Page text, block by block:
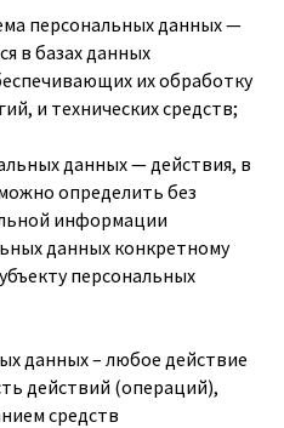
персональных данных —
в базах данных
их обработку
и технических средств;
данных — действия, в
определить без
информации
данных конкретному
персональных
данных – любое действие
действий (операций),
средств